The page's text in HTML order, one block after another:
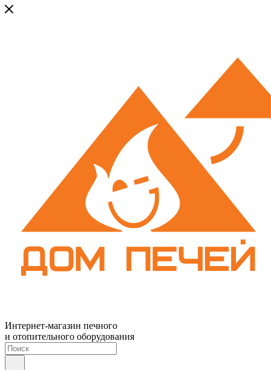
Интернет-магазин печного
и отопительного оборудования